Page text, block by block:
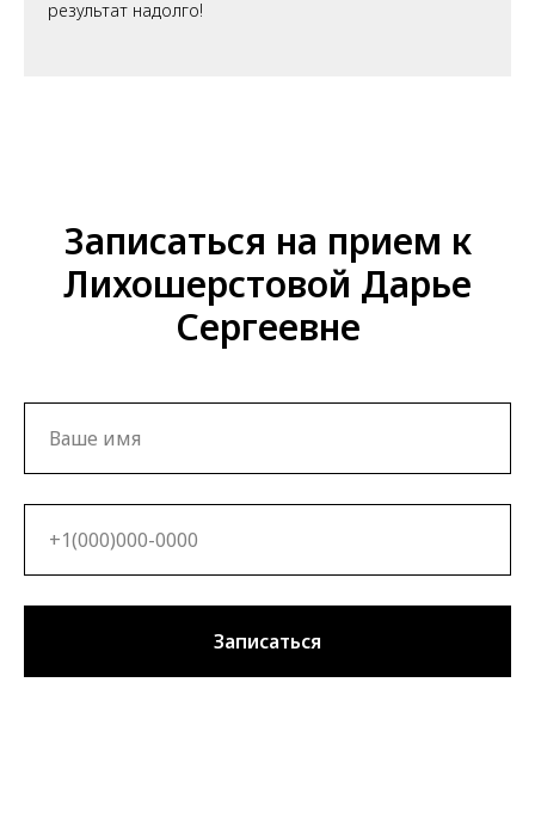
результат надолго!
Записаться на прием к
Лихошерстовой Дарье
Сергеевне
Записаться